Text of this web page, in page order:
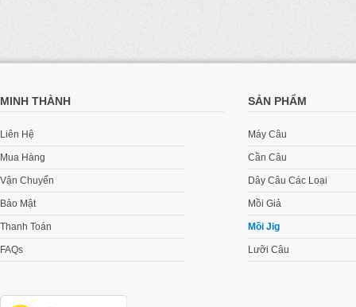
MINH THÀNH
Liên Hệ
Mua Hàng
Vận Chuyển
Bảo Mật
Thanh Toán
FAQs
SẢN PHẨM
Máy Câu
Cần Câu
Dây Câu Các Loại
Mồi Giả
Mồi Jig
Lưỡi Câu